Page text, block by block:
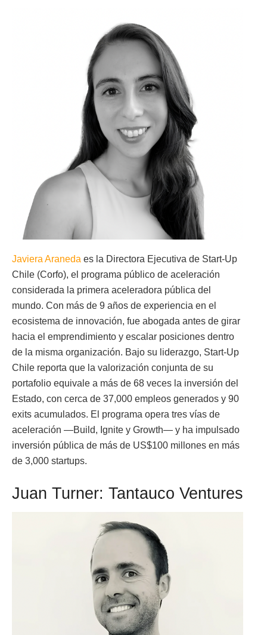
Javiera Araneda es la Directora Ejecutiva de Start-Up
Chile (Corfo), el programa público de aceleración
considerada la primera aceleradora pública del
mundo. Con más de 9 años de experiencia en el
ecosistema de innovación, fue abogada antes de girar
hacia el emprendimiento y escalar posiciones dentro
de la misma organización. Bajo su liderazgo, Start-Up
Chile reporta que la valorización conjunta de su
portafolio equivale a más de 68 veces la inversión del
Estado, con cerca de 37,000 empleos generados y 90
exits acumulados. El programa opera tres vías de
aceleración —Build, Ignite y Growth— y ha impulsado
inversión pública de más de US$100 millones en más
de 3,000 startups.
Juan Turner: Tantauco Ventures